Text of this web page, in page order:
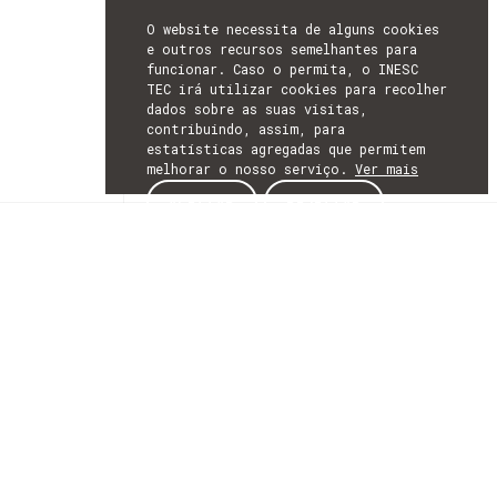
O website necessita de alguns cookies
e outros recursos semelhantes para
funcionar. Caso o permita, o INESC
TEC irá utilizar cookies para recolher
dados sobre as suas visitas,
contribuindo, assim, para
estatísticas agregadas que permitem
melhorar o nosso serviço. Ver mais